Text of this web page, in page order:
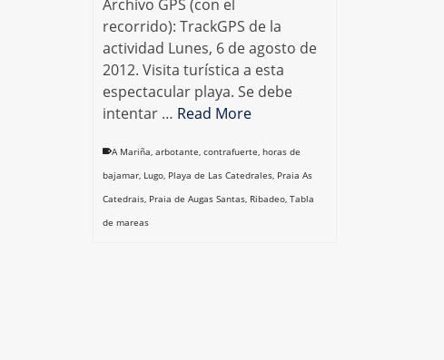
Archivo GPS (con el
recorrido): TrackGPS de la
actividad Lunes, 6 de agosto de
2012. Visita turística a esta
espectacular playa. Se debe
intentar … Read More
A Mariña, arbotante, contrafuerte, horas de
bajamar, Lugo, Playa de Las Catedrales, Praia As
Catedrais, Praia de Augas Santas, Ribadeo, Tabla
de mareas